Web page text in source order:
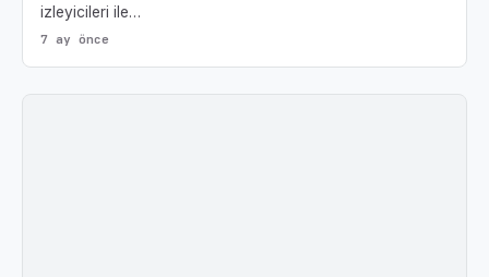
izleyicileri ile…
7 ay önce